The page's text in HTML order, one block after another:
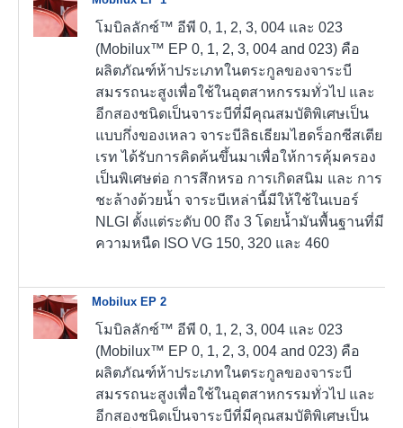
โมบิลลักซ์™ อีพี 0, 1, 2, 3, 004 และ 023
(Mobilux™ EP 0, 1, 2, 3, 004 and 023) คือ
ผลิตภัณฑ์ห้าประเภทในตระกูลของจาระบี
สมรรถนะสูงเพื่อใช้ในอุตสาหกรรมทั่วไป และ
อีกสองชนิดเป็นจาระบีที่มีคุณสมบัติพิเศษเป็น
แบบกึ่งของเหลว จาระบีลิธเธียมไฮดร็อกซีสเตีย
เรท ได้รับการคิดค้นขึ้นมาเพื่อให้การคุ้มครอง
เป็นพิเศษต่อ การสึกหรอ การเกิดสนิม และ การ
ชะล้างด้วยน้ำ จาระบีเหล่านี้มีให้ใช้ในเบอร์
NLGI ตั้งแต่ระดับ 00 ถึง 3 โดยน้ำมันพื้นฐานที่มี
ความหนืด ISO VG 150, 320 และ 460
Mobilux EP 2
โมบิลลักซ์™ อีพี 0, 1, 2, 3, 004 และ 023
(Mobilux™ EP 0, 1, 2, 3, 004 and 023) คือ
ผลิตภัณฑ์ห้าประเภทในตระกูลของจาระบี
สมรรถนะสูงเพื่อใช้ในอุตสาหกรรมทั่วไป และ
อีกสองชนิดเป็นจาระบีที่มีคุณสมบัติพิเศษเป็น